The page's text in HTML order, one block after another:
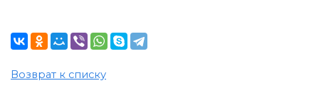
Возврат к списку